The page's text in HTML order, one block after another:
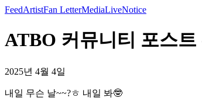
FeedArtistFan LetterMediaLiveNotice
ATBO 커뮤니티 포스
2025년 4월 4일
내일 무슨 날~~?ㅎ 내일 봐🤓